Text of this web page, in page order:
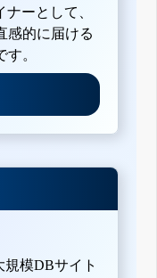
ーとして、
感的に届ける
。
規模DBサイト